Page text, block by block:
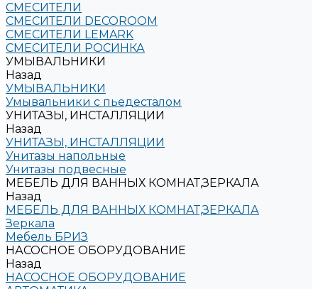
СМЕСИТЕЛИ
СМЕСИТЕЛИ DECOROOM
СМЕСИТЕЛИ LEMARK
СМЕСИТЕЛИ РОСИНКА
УМЫВАЛЬНИКИ
Назад
УМЫВАЛЬНИКИ
Умывальники с пьедесталом
УНИТАЗЫ, ИНСТАЛЛЯЦИИ
Назад
УНИТАЗЫ, ИНСТАЛЛЯЦИИ
Унитазы напольные
Унитазы подвесные
МЕБЕЛЬ ДЛЯ ВАННЫХ КОМНАТ,ЗЕРКАЛА
Назад
МЕБЕЛЬ ДЛЯ ВАННЫХ КОМНАТ,ЗЕРКАЛА
Зеркала
Мебель БРИЗ
НАСОСНОЕ ОБОРУДОВАНИЕ
Назад
НАСОСНОЕ ОБОРУДОВАНИЕ